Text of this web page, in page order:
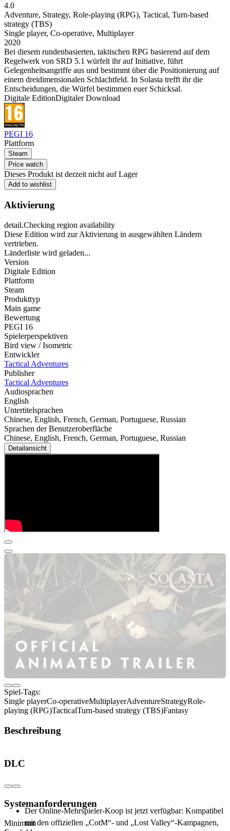
4.0
Adventure, Strategy, Role-playing (RPG), Tactical, Turn-based
strategy (TBS)
Single player, Co-operative, Multiplayer
2020
Bei diesem rundenbasierten, taktischen RPG basierend auf dem
Regelwerk von SRD 5.1 würfelt ihr auf Initiative, führt
Gelegenheitsangriffe aus und bestimmt über die Positionierung auf
einem dreidimensionalen Schlachtfeld. In Solasta trefft ihr die
Entscheidungen, die Würfel bestimmen euer Schicksal.
Digitale EditionDigitaler Download
PEGI 16
Plattform
Steam
Price watch
Dieses Produkt ist derzeit nicht auf Lager
Add to wishlist
Aktivierung
detail.Checking region availability
Diese Edition wird zur Aktivierung in ausgewählten Ländern
vertrieben.
Länderliste wird geladen...
Version
Digitale Edition
Plattform
Steam
Produkttyp
Main game
Bewertung
PEGI 16
Spielerperspektiven
Bird view / Isometric
Entwickler
Tactical Adventures
Publisher
Tactical Adventures
Audiosprachen
English
Untertitelsprachen
Chinese, English, French, German, Portuguese, Russian
Sprachen der Benutzeroberfläche
Chinese, English, French, German, Portuguese, Russian
Detailansicht
Spiel-Tags:
Single playerCo-operativeMultiplayerAdventureStrategyRole-
playing (RPG)TacticalTurn-based strategy (TBS)Fantasy
Beschreibung
Veröffentlichung von „Lost Valley“
Der Online-Mehrspieler-Koop ist jetzt verfügbar: Kompatibel
mit den offiziellen „CotM“- und „Lost Valley“-Kampagnen,
DLC
Systemanforderungen
Minimum